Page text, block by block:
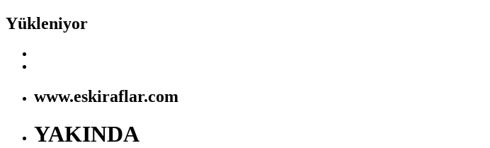
Yükleniyor
www.eskiraflar.com
YAKINDA